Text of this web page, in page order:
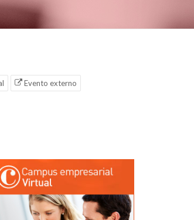
Evento externo